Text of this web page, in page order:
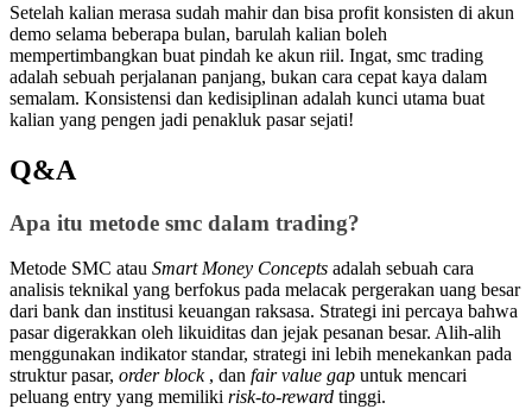
Setelah kalian merasa sudah mahir dan bisa profit konsisten di akun
demo selama beberapa bulan, barulah kalian boleh
mempertimbangkan buat pindah ke akun riil. Ingat, smc trading
adalah sebuah perjalanan panjang, bukan cara cepat kaya dalam
semalam. Konsistensi dan kedisiplinan adalah kunci utama buat
kalian yang pengen jadi penakluk pasar sejati!
Q&A
Apa itu metode smc dalam trading?
Metode SMC atau Smart Money Concepts adalah sebuah cara
analisis teknikal yang berfokus pada melacak pergerakan uang besar
dari bank dan institusi keuangan raksasa. Strategi ini percaya bahwa
pasar digerakkan oleh likuiditas dan jejak pesanan besar. Alih-alih
menggunakan indikator standar, strategi ini lebih menekankan pada
struktur pasar, order block , dan fair value gap untuk mencari
peluang entry yang memiliki risk-to-reward tinggi.